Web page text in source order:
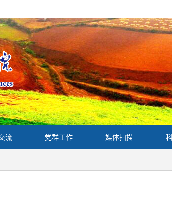
流 党群工作 媒体扫描